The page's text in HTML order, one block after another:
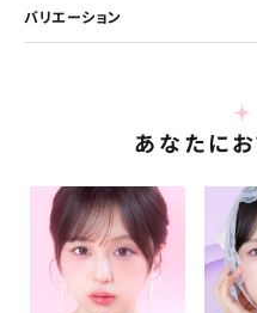
バリエーション
あなたに